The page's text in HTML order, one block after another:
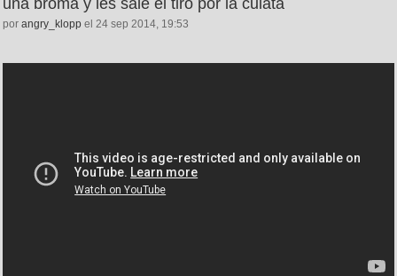
por angry_klopp el 24 sep 2014, 19:53